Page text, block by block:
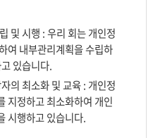
및 시행 : 우리 회는 개인정
여 내부관리계획을 수립하
있습니다.
의 최소화 및 교육 : 개인정
지정하고 최소화하여 개인
시행하고 있습니다.